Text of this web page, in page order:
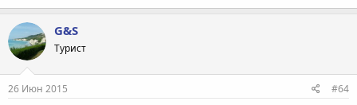
G&S
Турист
26 Июн 2015 #64